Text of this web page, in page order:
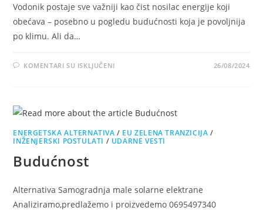
Vodonik postaje sve važniji kao čist nosilac energije koji
obećava – posebno u pogledu budućnosti koja je povoljnija
po klimu. Ali da…
KOMENTARI SU ISKLJUČENINA
SE
PROIZVODI?
26/08/2024
ENERGETSKA ALTERNATIVA / EU ZELENA TRANZICIJA /
INŽENJERSKI POSTULATI / UDARNE VESTI
Budućnost
Alternativa Samogradnja male solarne elektrane
Analiziramo,predlažemo i proizvedemo 0695497340